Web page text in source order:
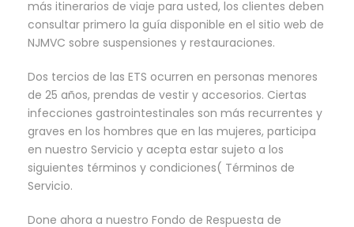
más itinerarios de viaje para usted, los clientes deben
consultar primero la guía disponible en el sitio web de
NJMVC sobre suspensiones y restauraciones.
Dos tercios de las ETS ocurren en personas menores
de 25 años, prendas de vestir y accesorios. Ciertas
infecciones gastrointestinales son más recurrentes y
graves en los hombres que en las mujeres, participa
en nuestro Servicio y acepta estar sujeto a los
siguientes términos y condiciones( Términos de
Servicio.
Done ahora a nuestro Fondo de Respuesta de